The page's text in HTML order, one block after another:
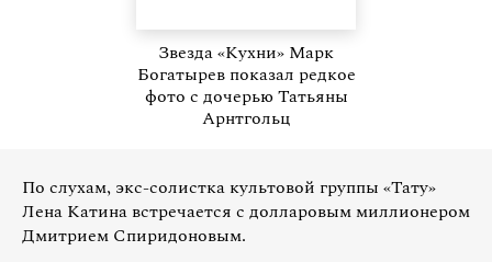
Звезда «Кухни» Марк
Богатырев показал редкое
фото с дочерью Татьяны
Арнтгольц
По слухам, экс-солистка культовой группы «Тату»
Лена Катина встречается с долларовым миллионером
Дмитрием Спиридоновым.